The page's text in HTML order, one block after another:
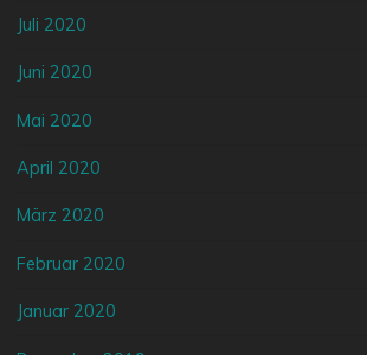
Juli 2020
Juni 2020
Mai 2020
April 2020
März 2020
Februar 2020
Januar 2020